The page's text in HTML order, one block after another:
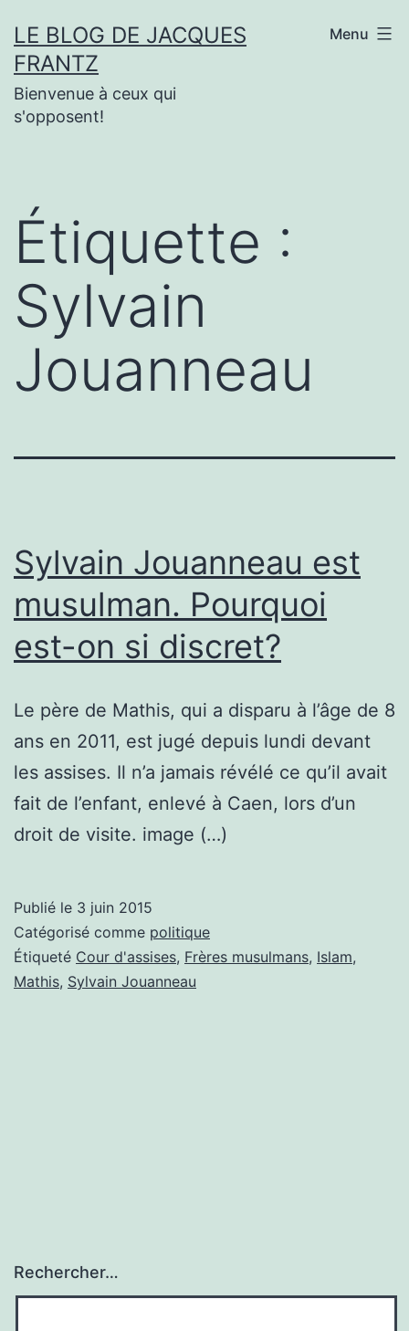
au
contenu
LE BLOG DE JACQUES
FRANTZ
Bienvenue à ceux qui
s'opposent!
Menu
Étiquette :
Sylvain
Jouanneau
Sylvain Jouanneau est
musulman. Pourquoi
est-on si discret?
Le père de Mathis, qui a disparu à l’âge de 8
ans en 2011, est jugé depuis lundi devant
les assises. Il n’a jamais révélé ce qu’il avait
fait de l’enfant, enlevé à Caen, lors d’un
droit de visite. image (…)
Publié le 3 juin 2015
Catégorisé comme politique
Étiqueté Cour d'assises, Frères musulmans, Islam,
Mathis, Sylvain Jouanneau
Rechercher…